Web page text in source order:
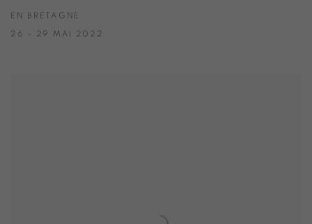
EN BRETAGNE
26 - 29 MAI 2022